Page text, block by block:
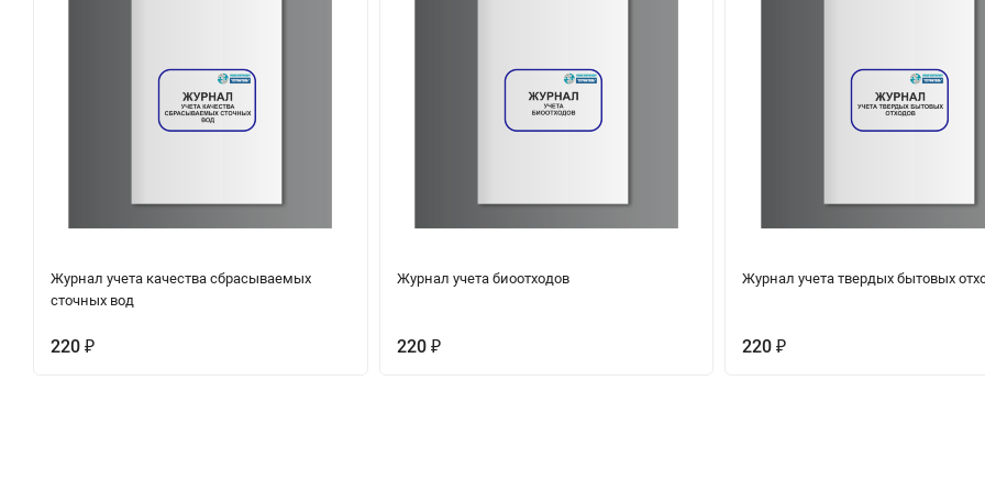
Журнал учета качества сбрасываемых
сточных вод
220 ₽
Журнал учета биоотходов
220 ₽
Журнал учета твердых бытовых
220₽